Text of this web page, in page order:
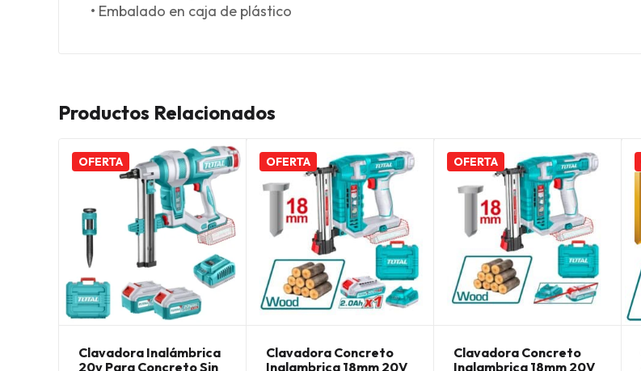
• Embalado en caja de plástico
Productos Relacionados
OFERTA
Clavadora Inalámbrica
20v Para Concreto Sin
OFERTA
Clavadora Concreto
Inalambrica 18mm 20V
OFERTA
Clavadora Concreto
Inalambrica 18mm 20V